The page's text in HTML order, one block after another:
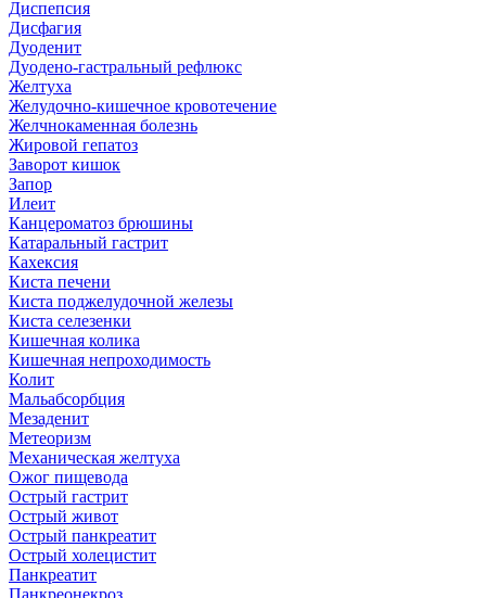
Диспепсия
Дисфагия
Дуоденит
Дуодено-гастральный рефлюкс
Желтуха
Желудочно-кишечное кровотечение
Желчнокаменная болезнь
Жировой гепатоз
Заворот кишок
Запор
Илеит
Канцероматоз брюшины
Катаральный гастрит
Кахексия
Киста печени
Киста поджелудочной железы
Киста селезенки
Кишечная колика
Кишечная непроходимость
Колит
Мальабсорбция
Мезаденит
Метеоризм
Механическая желтуха
Ожог пищевода
Острый гастрит
Острый живот
Острый панкреатит
Острый холецистит
Панкреатит
Панкреонекроз